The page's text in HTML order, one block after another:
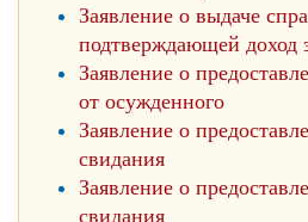
Заявление о выдаче
подтверждающей доход
Заявление о
от осужденного
Заявление о
свидания
Заявление о
свидания